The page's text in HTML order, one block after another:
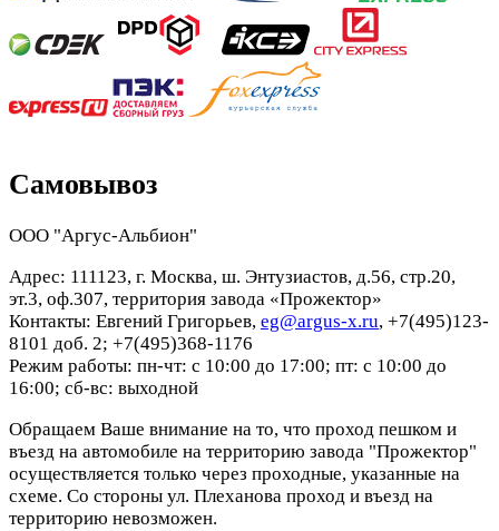
Самовывоз
ООО "Аргус-Альбион"
Адрес: 111123, г. Москва, ш. Энтузиастов, д.56, стр.20,
эт.3, оф.307, территория завода «Прожектор»
Контакты: Евгений Григорьев, eg@argus-x.ru, +7(495)123-
8101 доб. 2; +7(495)368-1176
Режим работы: пн-чт: с 10:00 до 17:00; пт: с 10:00 до
16:00; сб-вс: выходной
Обращаем Ваше внимание на то, что проход пешком и
въезд на автомобиле на территорию завода "Прожектор"
осуществляется только через проходные, указанные на
схеме. Со стороны ул. Плеханова проход и въезд на
территорию невозможен.